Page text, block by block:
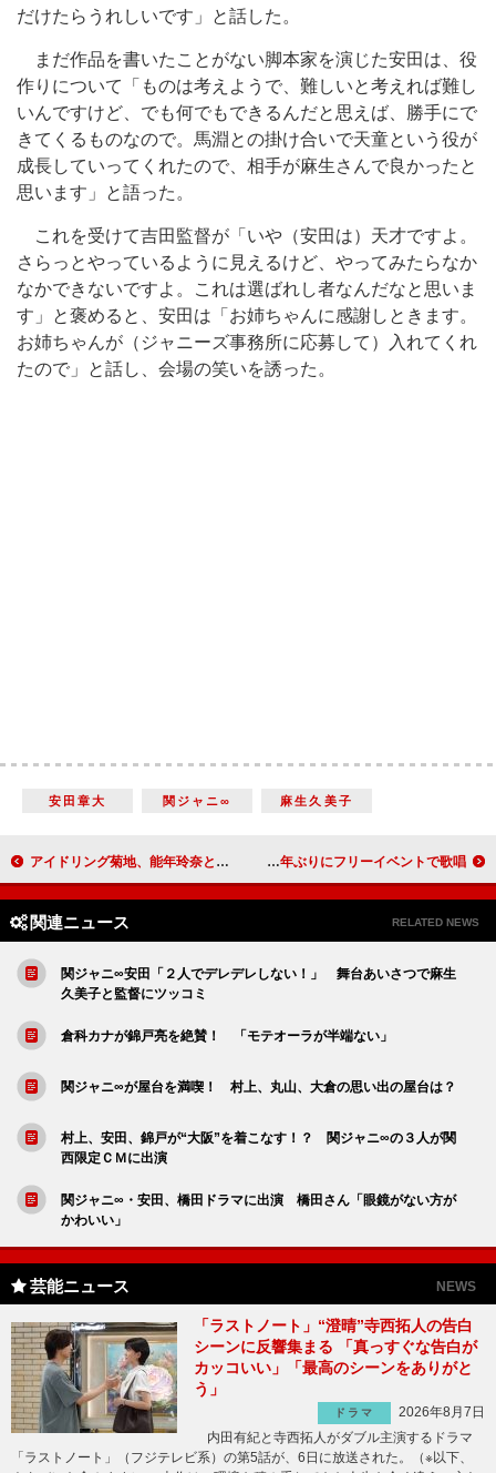
だけたらうれしいです」と話した。
まだ作品を書いたことがない脚本家を演じた安田は、役
作りについて「ものは考えようで、難しいと考えれば難し
いんですけど、でも何でもできるんだと思えば、勝手にで
きてくるものなので。馬淵との掛け合いで天童という役が
成長していってくれたので、相手が麻生さんで良かったと
思います」と語った。
これを受けて吉田監督が「いや（安田は）天才ですよ。
さらっとやっているように見えるけど、やってみたらなか
なかできないですよ。これは選ばれし者なんだなと思いま
す」と褒めると、安田は「お姉ちゃんに感謝しときます。
お姉ちゃんが（ジャニーズ事務所に応募して）入れてくれ
たので」と話し、会場の笑いを誘った。
安田章大 関ジャニ∞ 麻生久美子
アイドリング菊地、能年玲奈と紅白出場を目指す 「能年ちゃんと仲良くなって人気に乗りたい」 松田聖子「今日は緊張しています」 ３３年ぶりにフリーイベントで歌唱
関連ニュース RELATED NEWS
関ジャニ∞安田「２人でデレデレしない！」 舞台あいさつで麻生
久美子と監督にツッコミ
倉科カナが錦戸亮を絶賛！ 「モテオーラが半端ない」
関ジャニ∞が屋台を満喫！ 村上、丸山、大倉の思い出の屋台は？
村上、安田、錦戸が“大阪”を着こなす！？ 関ジャニ∞の３人が関
西限定ＣＭに出演
関ジャニ∞・安田、橋田ドラマに出演 橋田さん「眼鏡がない方が
かわいい」
芸能ニュース NEWS
「ラストノート」“澄晴”寺西拓人の告白
シーンに反響集まる 「真っすぐな告白が
カッコいい」「最高のシーンをありがと
う」
ドラマ
2026年8月7日
内田有紀と寺西拓人がダブル主演するドラマ
「ラストノート」（フジテレビ系）の第5話が、6日に放送された。（※以下、